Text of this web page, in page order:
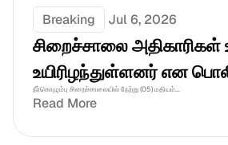
Breaking Jul 6, 2026
சிறைச்சாலை அதிகாரிகள்
உயிரிழந்துள்ளனர் என
நீர்கொழும்பு சிறைச்சாலையில் நேற்று (05) மதியம்...
Read More